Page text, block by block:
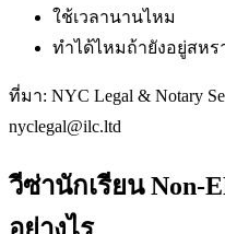
ใช้เวลานานไหม
ทำได้ไหมถ้ายังอยู่สห
ที่มา: NYC Legal & Notary
nyclegal@ilc.ltd
วีซ่านักเรียน Non-
อย่างไร